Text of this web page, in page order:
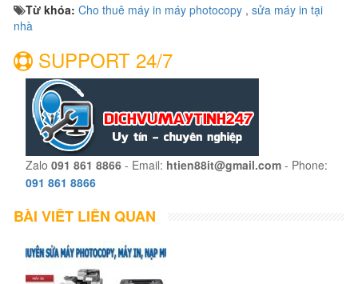
Từ khóa: Cho thuê máy in máy photocopy , sửa máy in tại
nhà
SUPPORT 24/7
Zalo 091 861 8866 - Email: htien88it@gmail.com - Phone:
091 861 8866
BÀI VIẾT LIÊN QUAN